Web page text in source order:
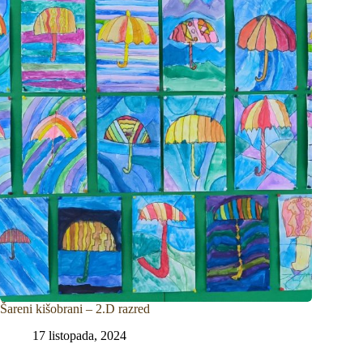
Šareni kišobrani – 2.D razred
17 listopada, 2024